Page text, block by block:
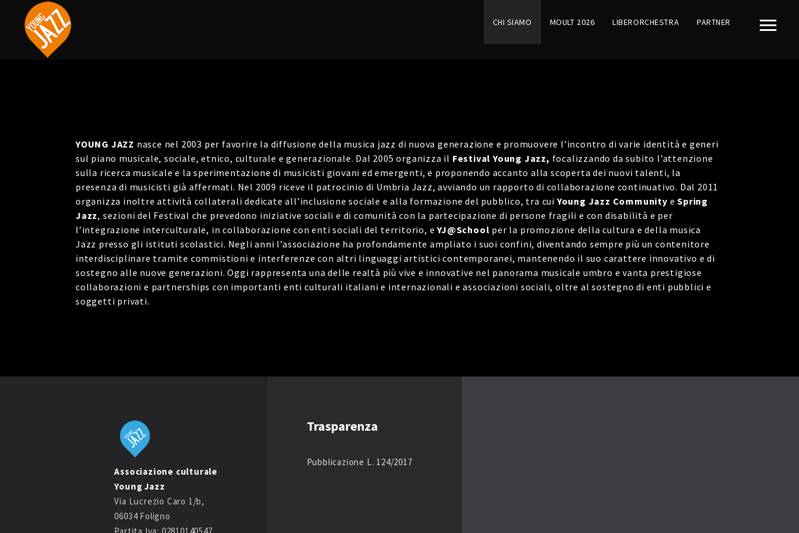
CHI SIAMO MOULT 2026 LIBERORCHESTRA PARTNER
YOUNG JAZZ nasce nel 2003 per favorire la diffusione della musica jazz di nuova generazione e promuovere l’incontro di varie identità e generi
sul piano musicale, sociale, etnico, culturale e generazionale. Dal 2005 organizza il Festival Young Jazz, focalizzando da subito l’attenzione
sulla ricerca musicale e la sperimentazione di musicisti giovani ed emergenti, e proponendo accanto alla scoperta dei nuovi talenti, la
presenza di musicisti già affermati. Nel 2009 riceve il patrocinio di Umbria Jazz, avviando un rapporto di collaborazione continuativo. Dal 2011
organizza inoltre attività collaterali dedicate all’inclusione sociale e alla formazione del pubblico, tra cui Young Jazz Community eSpring
Jazz, sezioni del Festival che prevedono iniziative sociali e di comunità con la partecipazione di persone fragili e con disabilità e per
l’integrazione interculturale, in collaborazione con enti sociali del territorio, eYJ@School per la promozione della cultura e della musica
Jazz presso gli istituti scolastici. Negli anni l’associazione ha profondamente ampliato i suoi confini, diventando sempre più un contenitore
interdisciplinare tramite commistioni e interferenze con altri linguaggi artistici contemporanei, mantenendo il suo carattere innovativo e di
sostegno alle nuove generazioni. Oggi rappresenta una delle realtà più vive e innovative nel panorama musicale umbro e vanta prestigiose
collaborazioni e partnerships con importanti enti culturali italiani e internazionali e associazioni sociali, oltre al sostegno di enti pubblici e
soggetti privati.
Associazione culturale
Young Jazz
Via Lucrezio Caro 1/b,
06034 Foligno
Trasparenza
Pubblicazione L. 124/2017